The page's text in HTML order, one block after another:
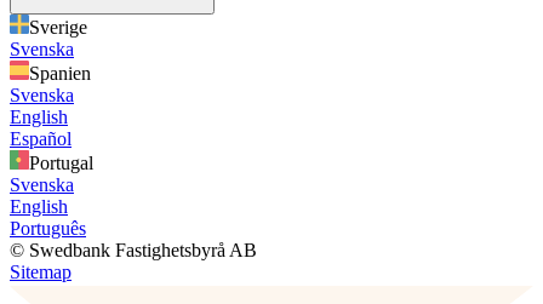
Sverige
Svenska
Spanien
Svenska
English
Español
Portugal
Svenska
English
Português
© Swedbank Fastighetsbyrå AB
Sitemap